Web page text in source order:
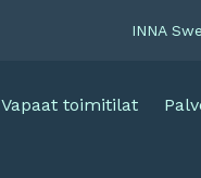
INNA
Vapaat toimitilat